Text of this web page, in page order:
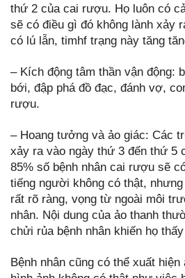
thứ 2 của cai rượu. Họ luôn có
sẽ có điều gì đó không lành xảy
có lú lẫn, timhf trạng này tăng
– Kích động tâm thần vận động:
bới, đập phá đồ đạc, đánh vợ,
rượu.
– Hoang tưởng và ảo giác: Các
xảy ra vào ngày thứ 3 đến thứ 5
85% số bệnh nhân cai rượu sẽ
tiếng người không có thật,
rất rõ ràng, vọng từ ngoài môi
nhân. Nội dung của ảo thanh
chửi rủa bệnh nhân khiến họ
Bệnh nhân cũng có thể xuất